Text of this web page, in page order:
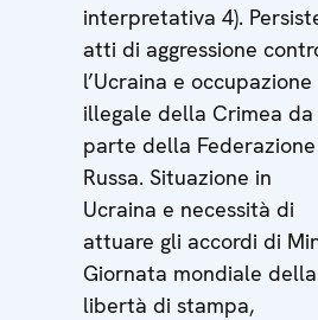
interpretativa 4).
atti di aggressione
l’Ucraina e occupazione
illegale della Crimea da
parte della Federazione
Russa. Situazione in
Ucraina e necessità di
attuare gli accordi di
Giornata mondiale della
libertà di stampa,